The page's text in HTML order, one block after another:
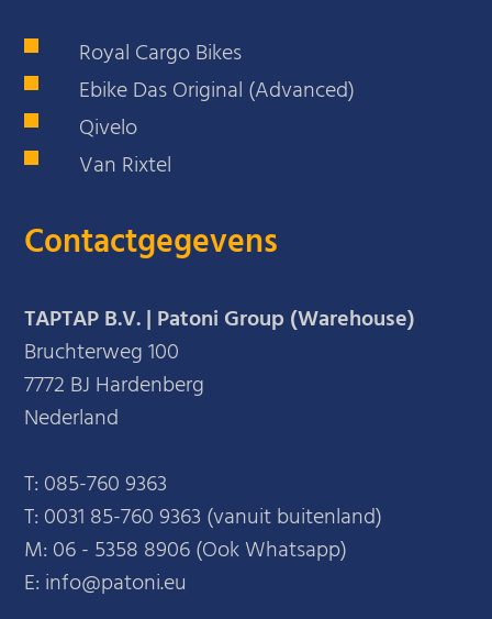
Royal Cargo Bikes
Ebike Das Original (Advanced)
Qivelo
Van Rixtel
Contactgegevens
TAPTAP B.V. | Patoni Group (Warehouse)
Bruchterweg 100
7772 BJ Hardenberg
Nederland
T: 085-760 9363
T: 0031 85-760 9363 (vanuit buitenland)
M: 06 - 5358 8906 (Ook Whatsapp)
E: info@patoni.eu